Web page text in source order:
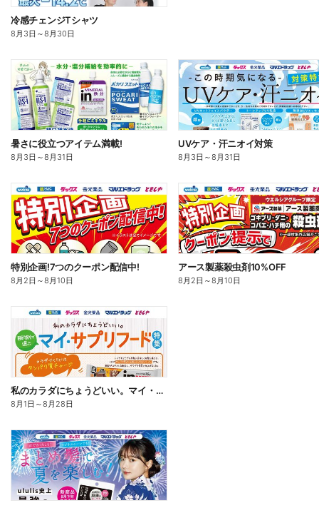
冷感チェンジTシャツ
8月3日 ～8月30日
暑さに役立つアイテム満載!
8月3日 ～8月31日
UVケア・汗ニオイ対策
8月3日 ～8月31日
特別企画!7つのクーポン配信中!
8月2日 ～8月10日
アース製薬殺虫剤10%OFF
8月2日 ～8月10日
私のカラダにちょうどいい。マイ・サプリフード
8月1日 ～8月28日